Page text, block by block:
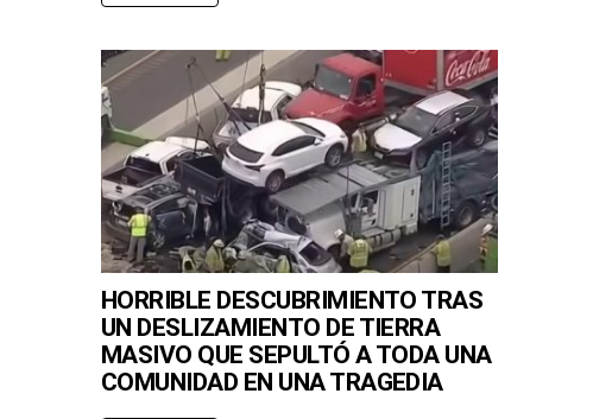
HORRIBLE DESCUBRIMIENTO TRAS
UN DESLIZAMIENTO DE TIERRA
MASIVO QUE SEPULTÓ A TODA UNA
COMUNIDAD EN UNA TRAGEDIA